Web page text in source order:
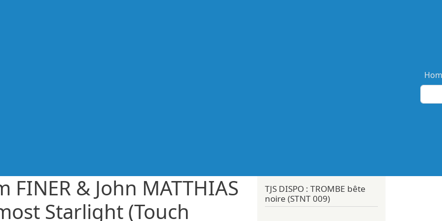
FINER & John MATTHIAS
Starlight (Touch
TJS DISPO : TROMBE bête
noire (STNT 009)